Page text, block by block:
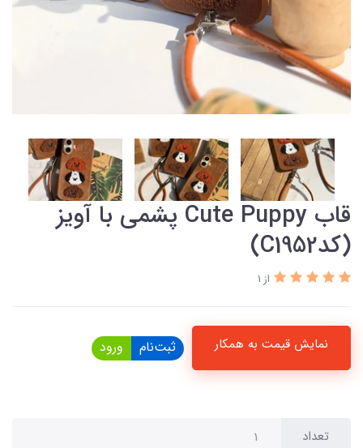
قاب Cute Puppy پشمی با آویز
(کدC1952)
از 1
نمایش قیمت به همکار ثبت‌نام ورود
تعداد